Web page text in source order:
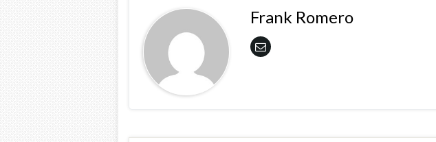
Frank Romero